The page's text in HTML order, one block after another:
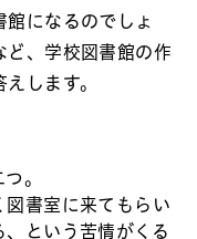
館になるのでしょ
ど、学校図書館の作
します。
。
書室に来てもらい
という苦情がくる